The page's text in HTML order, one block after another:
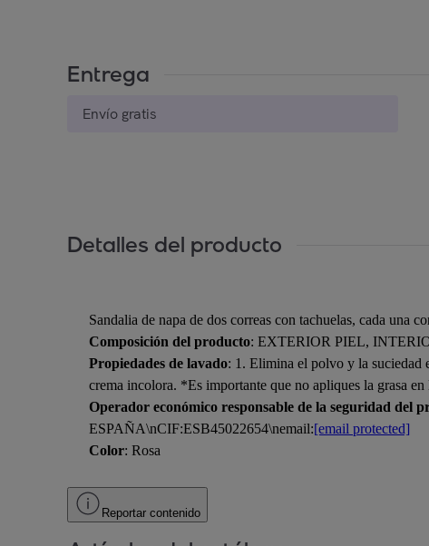
Entrega
Envío gratis
Detalles del producto
Sandalia de napa de dos correas con tachuelas, cada una
Composición del producto: EXTERIOR PIEL,
Propiedades de lavado: 1. Elimina el polvo y la suciedad
crema incolora. *Es importante que no apliques la grasa
Operador económico responsable de la seguridad del
ESPAÑA\nCIF:ESB45022654\nemail:[email protected]
Color: Rosa
Reportar contenido